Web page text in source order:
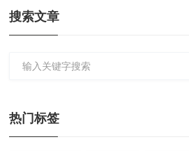
搜索文章
热门标签